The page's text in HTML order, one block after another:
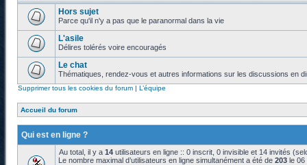
Hors sujet
Parce qu'il n'y a pas que le paranormal dans la vie
L'asile
Délires tolérés voire encouragés
Le chat
Thématiques, rendez-vous et autres informations sur les discussions en
Supprimer tous les cookies du forum | L’équipe
Accueil du forum
Qui est en ligne ?
Au total, il y a 14 utilisateurs en ligne :: 0 inscrit, 0 invisible et 14 invités
Le nombre maximal d’utilisateurs en ligne simultanément a été de 203 le 06